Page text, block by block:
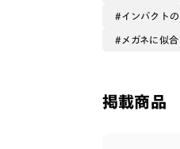
インパクト
メガネに似
掲載商品